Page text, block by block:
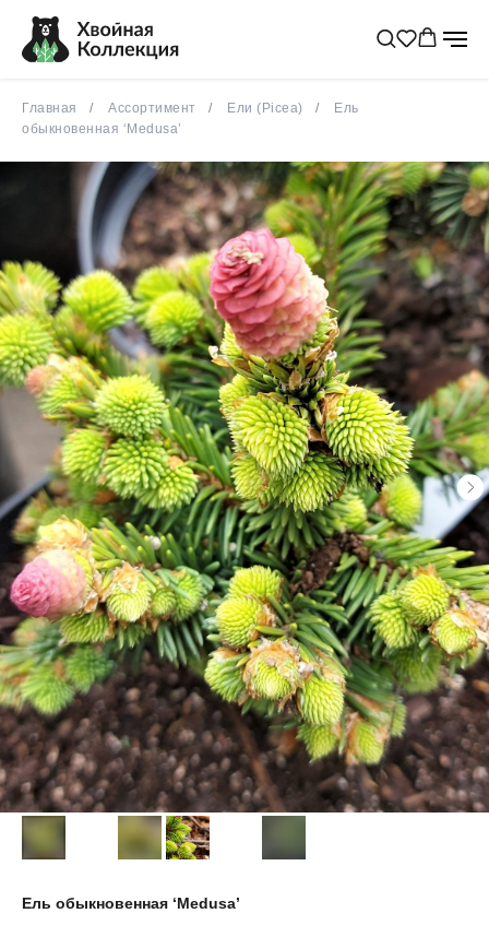
Главная Ассортимент Ели (Picea)
Ель
обыкновенная ‘Medusa’
популярное весна 2026
Ель обыкновенная ‘Medusa’